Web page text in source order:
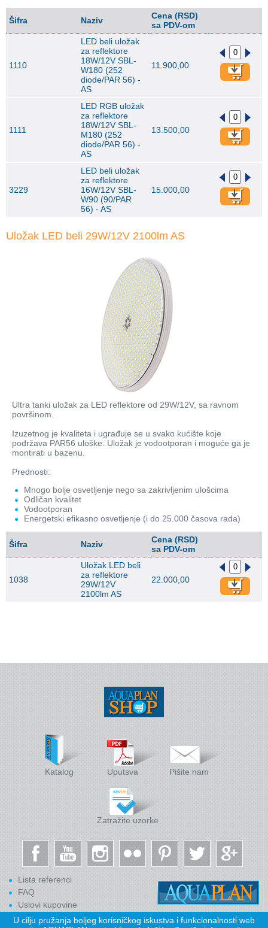
Šifra Naziv
Cena (RSD)
sa PDV-om
1110
LED beli uložak
za reflektore
18W/12V SBL-
W180 (252
diode/PAR 56) -
AS
11.900,00
1111
LED RGB uložak
za reflektore
18W/12V SBL-
M180 (252
diode/PAR 56) -
AS
13.500,00
3229
LED beli uložak
za reflektore
16W/12V SBL-
W90 (90/PAR
56) - AS
15.000,00
Uložak LED beli 29W/12V 2100lm AS
Ultra tanki uložak za LED reflektore od 29W/12V, sa ravnom
površinom.
Izuzetnog je kvaliteta i ugrađuje se u svako kućište koje
podržava PAR56 uloške. Uložak je vodootporan i moguće ga je
montirati u bazenu.
Prednosti:
Mnogo bolje osvetljenje nego sa zakrivljenim ulošcima
Odličan kvalitet
Vodootporan
Energetski efikasno osvetljenje (i do 25.000 časova rada)
Šifra Naziv
Cena (RSD)
sa PDV-om
1038
Uložak LED beli
za reflektore
29W/12V
2100lm AS
22.000,00
Katalog Uputsva Pišite nam
Zatražite uzorke
Lista referenci
FAQ
Uslovi kupovine
U cilju pružanja boljeg korisničkog iskustva i funkcionalnosti web